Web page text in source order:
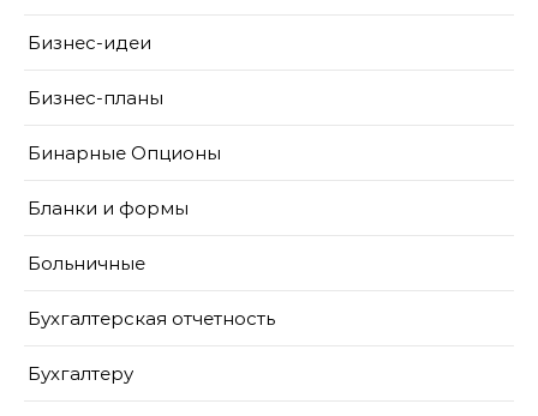
Бизнес-идеи
Бизнес-планы
Бинарные Опционы
Бланки и формы
Больничные
Бухгалтерская отчетность
Бухгалтеру